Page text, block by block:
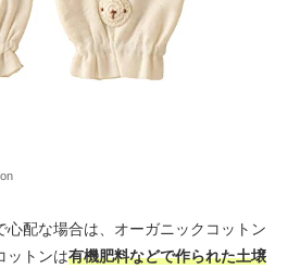
配な場合は、オーガニックコットン
ットンは有機肥料などで作られた土壌